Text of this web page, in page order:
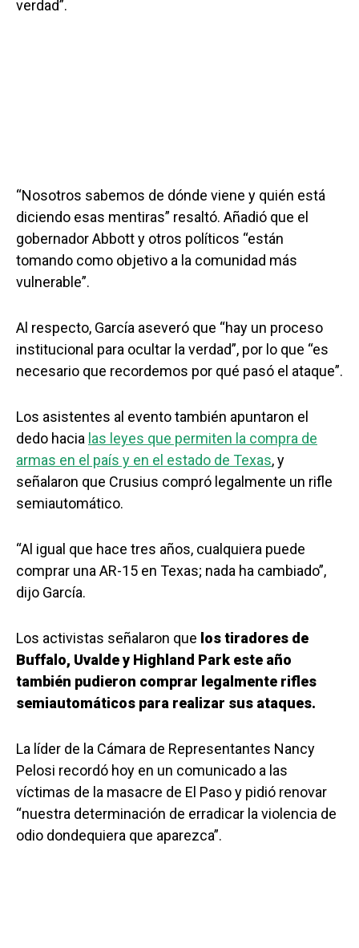
verdad”.
“Nosotros sabemos de dónde viene y quién está
diciendo esas mentiras” resaltó. Añadió que el
gobernador Abbott y otros políticos “están
tomando como objetivo a la comunidad más
vulnerable”.
Al respecto, García aseveró que “hay un proceso
institucional para ocultar la verdad”, por lo que “es
necesario que recordemos por qué pasó el ataque”.
Los asistentes al evento también apuntaron el
dedo hacia las leyes que permiten la compra de
armas en el país y en el estado de Texas, y
señalaron que Crusius compró legalmente un rifle
semiautomático.
“Al igual que hace tres años, cualquiera puede
comprar una AR-15 en Texas; nada ha cambiado”,
dijo García.
Los activistas señalaron que los tiradores de
Buffalo, Uvalde y Highland Park este año
también pudieron comprar legalmente rifles
semiautomáticos para realizar sus ataques.
La líder de la Cámara de Representantes Nancy
Pelosi recordó hoy en un comunicado a las
víctimas de la masacre de El Paso y pidió renovar
“nuestra determinación de erradicar la violencia de
odio dondequiera que aparezca”.